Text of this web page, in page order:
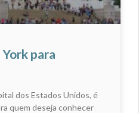
para
dos Estados Unidos, é
quem deseja conhecer